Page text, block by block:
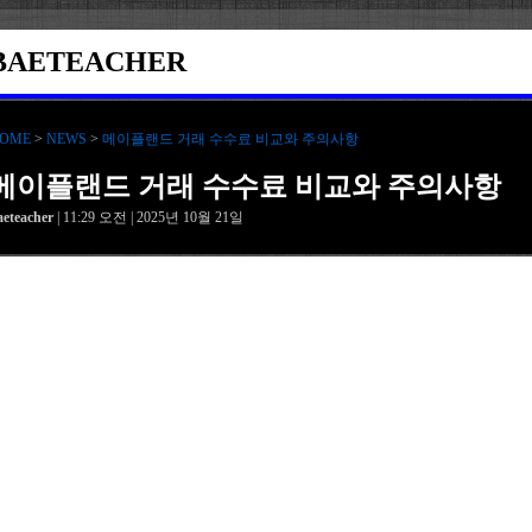
> NEWS > 메이플랜드 거래 수수료 비교와 주의사항
이플랜드 거래 수수료 비교와 주의사항
| 11:29 오전 | 2025년 10월 21일